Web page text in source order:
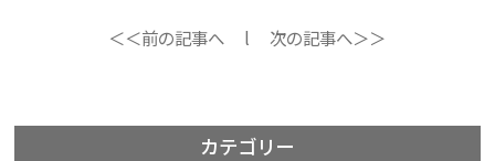
＜＜前の記事へ l 次の記事へ＞＞
カテゴリー